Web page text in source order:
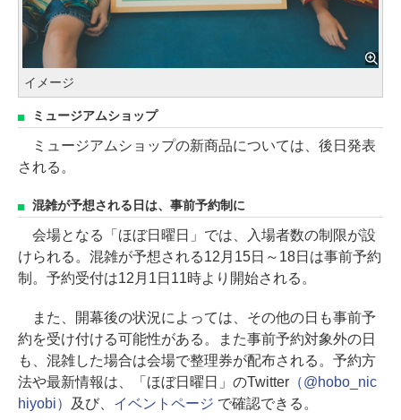
イメージ
ミュージアムショップ
ミュージアムショップの新商品については、後日発表
される。
混雑が予想される日は、事前予約制に
会場となる「ほぼ日曜日」では、入場者数の制限が設
けられる。混雑が予想される12月15日～18日は事前予約
制。予約受付は12月1日11時より開始される。
また、開幕後の状況によっては、その他の日も事前予
約を受け付ける可能性がある。また事前予約対象外の日
も、混雑した場合は会場で整理券が配布される。予約方
法や最新情報は、「ほぼ日曜日」のTwitter（@hobo_nic
hiyobi）
及び、 イベントページ で確認できる。